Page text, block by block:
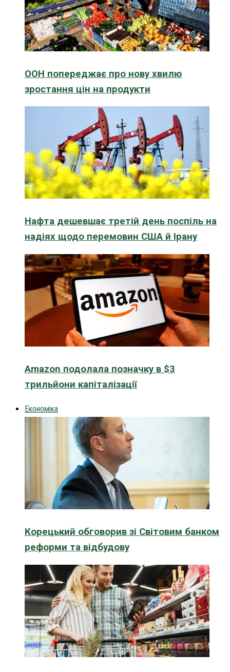
ООН попереджає про нову хвилю
зростання цін на продукти
Нафта дешевшає третій день поспіль на
надіях щодо перемовин США й Ірану
Amazon подолала позначку в $3
трильйони капіталізації
Економіка
Корецький обговорив зі Світовим банком
реформи та відбудову